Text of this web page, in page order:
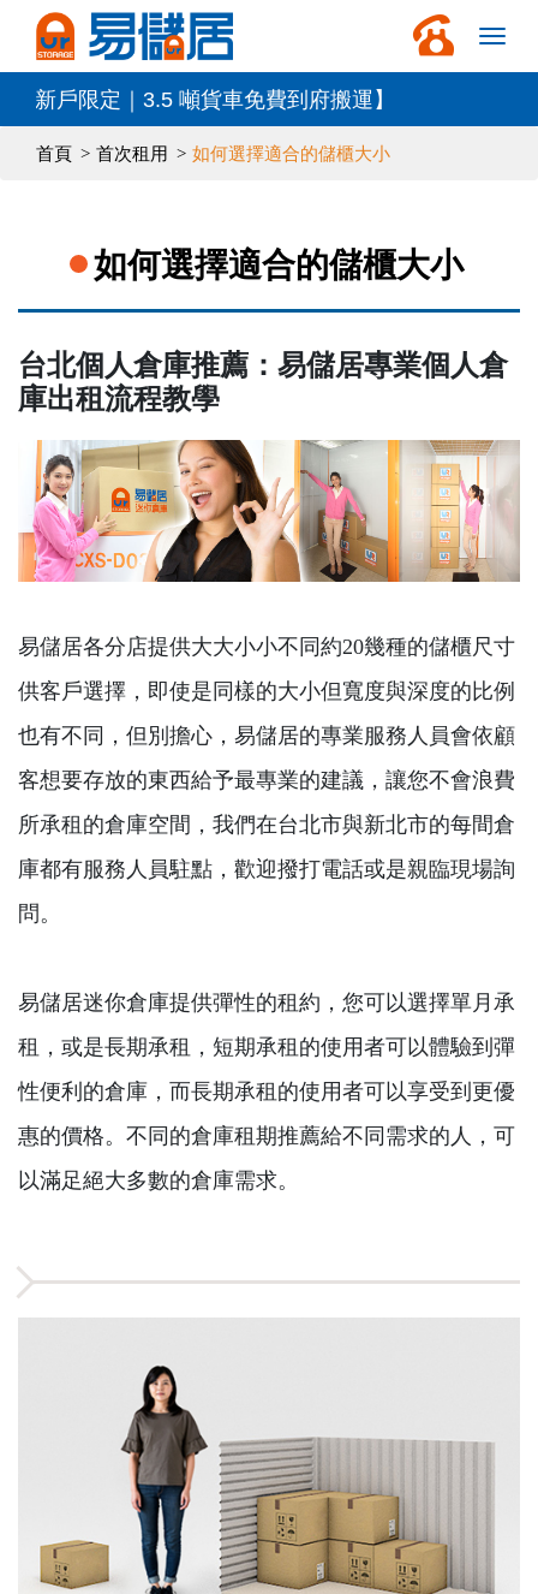
限定｜3.5 噸貨車免費到府搬運】
首頁 首次租用 如何選擇適合的儲櫃大小
如何選擇適合的儲櫃大小
台北個人倉庫推薦：易儲居專業個人倉
庫出租流程教學
易儲居各分店提供大大小小不同約20幾種的儲櫃尺寸
供客戶選擇，即使是同樣的大小但寬度與深度的比例
也有不同，但別擔心，易儲居的專業服務人員會依顧
客想要存放的東西給予最專業的建議，讓您不會浪費
所承租的倉庫空間，我們在台北市與新北市的每間倉
庫都有服務人員駐點，歡迎撥打電話或是親臨現場詢
問。
易儲居迷你倉庫提供彈性的租約，您可以選擇單月承
租，或是長期承租，短期承租的使用者可以體驗到彈
性便利的倉庫，而長期承租的使用者可以享受到更優
惠的價格。不同的倉庫租期推薦給不同需求的人，可
以滿足絕大多數的倉庫需求。